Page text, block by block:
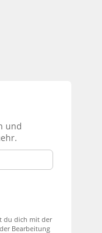
und
du dich mit der
Bearbeitung